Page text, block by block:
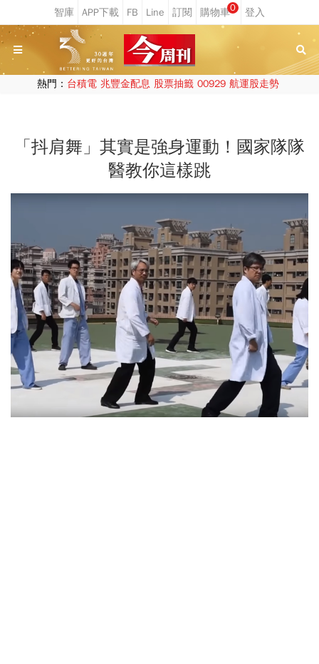
0
熱門： 台積電 兆豐金配息 股票抽籤 00929 航運股走勢
「抖肩舞」其實是強身運動！國家隊隊
醫教你這樣跳